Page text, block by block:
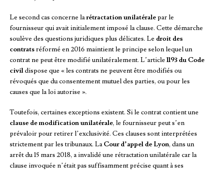
Le second cas concerne larétractation unilatéralepar le
fournisseur qui avait initialement imposé la clause. Cette démarche
soulève des questions juridiques plus délicates. Le droit des
contratsréformé en 2016 maintient le principe selon lequel un
contrat ne peut être modifié unilatéralement. L’article1193 du Code
civildispose que « les contrats ne peuvent être modifiés ou
révoqués que du consentement mutuel des parties, ou pour les
causes que la loi autorise ».
Toutefois, certaines exceptions existent. Si le contrat contient une
clause de modification unilatérale, le fournisseur peut s’en
prévaloir pour retirer l’exclusivité. Ces clauses sont interprétées
strictement par les tribunaux. La Cour d’appel de Lyon, dans un
arrêt du 15 mars 2018, a invalidé une rétractation unilatérale car la
clause invoquée n’était pas suffisamment précise quant à ses